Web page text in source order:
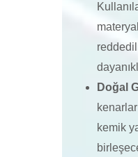
Doğal
kemik